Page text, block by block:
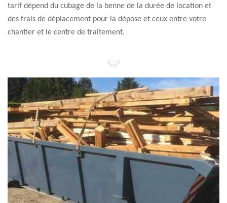
tarif dépend du cubage de la benne de la durée de location et
des frais de déplacement pour la dépose et ceux entre votre
chantier et le centre de traitement.